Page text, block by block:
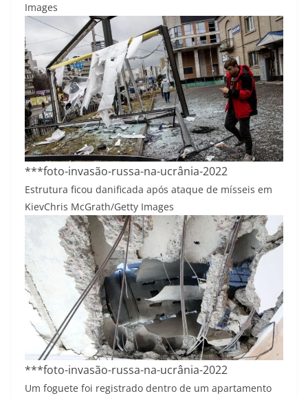
Images
***foto-invasão-russa-na-ucrânia-2022
Estrutura ficou danificada após ataque de mísseis em
KievChris McGrath/Getty Images
***foto-invasão-russa-na-ucrânia-2022
Um foguete foi registrado dentro de um apartamento